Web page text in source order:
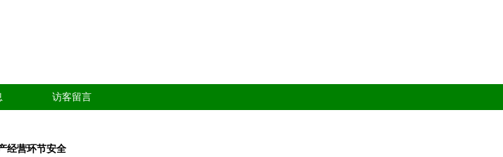
访客留言
经营环节安全